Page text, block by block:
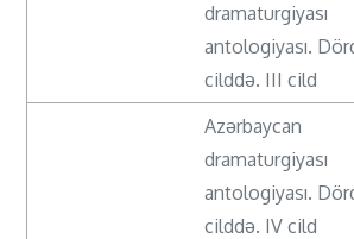
dramaturgiyası
antologiyası.
cilddə. III cild
Azərbaycan
dramaturgiyası
antologiyası.
cilddə. IV cild